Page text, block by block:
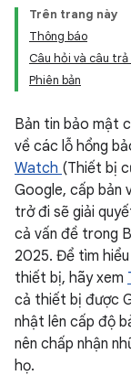
Trên trang này
Thông báo
Câu hỏi và câu
Phiên bản
Bản tin bảo mật
về các lỗ hổng
Watch (Thiết bị
Google, cấp bản
trở đi sẽ giải
cả vấn đề trong
2025. Để tìm
thiết bị, hãy xem
cả thiết bị được
nhật lên cấp độ
nên chấp nhận
họ.